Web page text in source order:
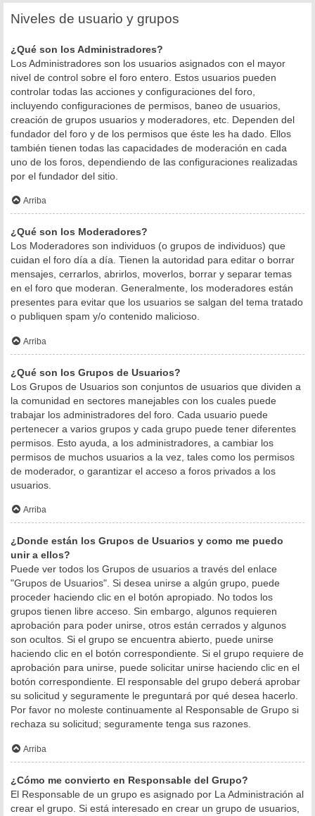
Niveles de usuario y grupos
¿Qué son los Administradores?
Los Administradores son los usuarios asignados con el mayor
nivel de control sobre el foro entero. Estos usuarios pueden
controlar todas las acciones y configuraciones del foro,
incluyendo configuraciones de permisos, baneo de usuarios,
creación de grupos usuarios y moderadores, etc. Dependen del
fundador del foro y de los permisos que éste les ha dado. Ellos
también tienen todas las capacidades de moderación en cada
uno de los foros, dependiendo de las configuraciones realizadas
por el fundador del sitio.
Arriba
¿Qué son los Moderadores?
Los Moderadores son individuos (o grupos de individuos) que
cuidan el foro día a día. Tienen la autoridad para editar o borrar
mensajes, cerrarlos, abrirlos, moverlos, borrar y separar temas
en el foro que moderan. Generalmente, los moderadores están
presentes para evitar que los usuarios se salgan del tema tratado
o publiquen spam y/o contenido malicioso.
Arriba
¿Qué son los Grupos de Usuarios?
Los Grupos de Usuarios son conjuntos de usuarios que dividen a
la comunidad en sectores manejables con los cuales puede
trabajar los administradores del foro. Cada usuario puede
pertenecer a varios grupos y cada grupo puede tener diferentes
permisos. Esto ayuda, a los administradores, a cambiar los
permisos de muchos usuarios a la vez, tales como los permisos
de moderador, o garantizar el acceso a foros privados a los
usuarios.
Arriba
¿Donde están los Grupos de Usuarios y como me puedo
unir a ellos?
Puede ver todos los Grupos de usuarios a través del enlace
"Grupos de Usuarios". Si desea unirse a algún grupo, puede
proceder haciendo clic en el botón apropiado. No todos los
grupos tienen libre acceso. Sin embargo, algunos requieren
aprobación para poder unirse, otros están cerrados y algunos
son ocultos. Si el grupo se encuentra abierto, puede unirse
haciendo clic en el botón correspondiente. Si el grupo requiere de
aprobación para unirse, puede solicitar unirse haciendo clic en el
botón correspondiente. El responsable del grupo deberá aprobar
su solicitud y seguramente le preguntará por qué desea hacerlo.
Por favor no moleste continuamente al Responsable de Grupo si
rechaza su solicitud; seguramente tenga sus razones.
Arriba
¿Cómo me convierto en Responsable del Grupo?
El Responsable de un grupo es asignado por La Administración al
crear el grupo. Si está interesado en crear un grupo de usuarios,